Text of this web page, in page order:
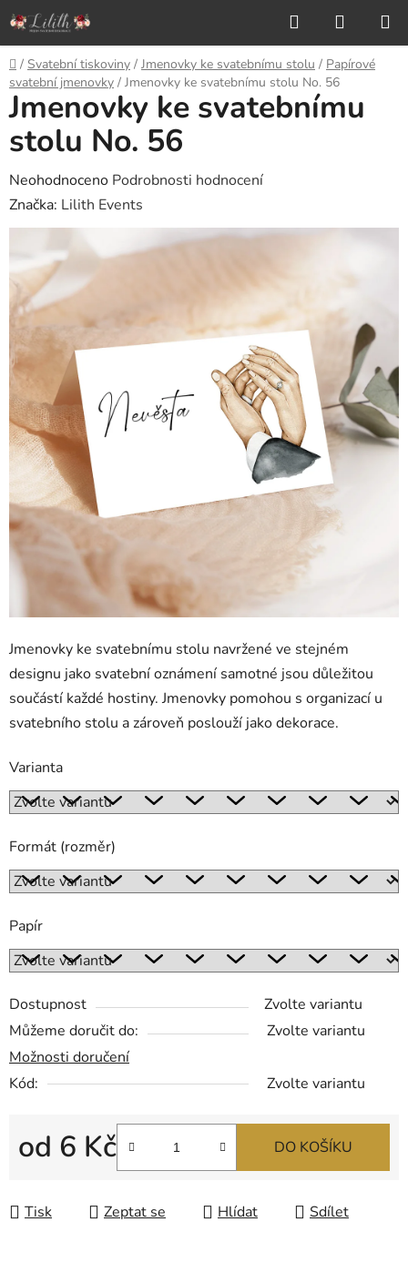
Přejít
na
obsah
Hledat
KOŠÍK
Domů
/ Svatební tiskoviny / Jmenovky ke svatebnímu stolu / Papírové
svatební jmenovky / Jmenovky ke svatebnímu stolu No. 56
Jmenovky ke svatebnímu stolu navržené ve stejném
designu jako svatební oznámení samotné jsou důležitou
součástí každé hostiny. Jmenovky pomohou s organizací u
svatebního stolu a zároveň poslouží jako dekorace.
Varianta
Formát (rozměr)
Papír
Dostupnost
Zvolte variantu
Můžeme doručit do:
Zvolte variantu
Možnosti doručení
Kód:
Zvolte variantu
od 6 Kč DO KOŠÍKU
Tisk Zeptat se Hlídat Sdílet
Jmenovky ke svatebnímu
stolu No. 56
Průměrné
hodnocení
produktu
0,0
z
hvězdiček.
Neohodnoceno Podrobnosti hodnocení
Značka: Lilith Events